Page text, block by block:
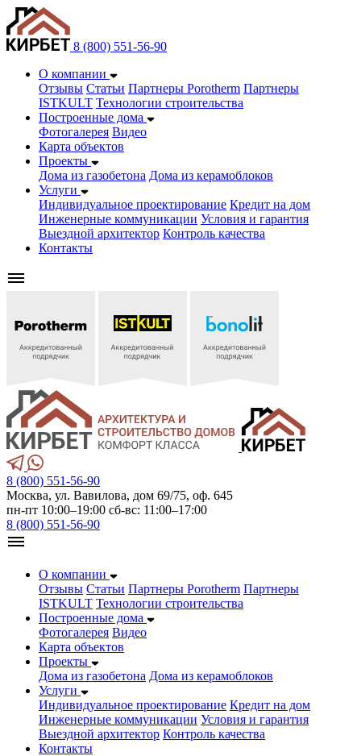
8 (800) 551-56-90
О компании
Отзывы Статьи Партнеры Porotherm Партнеры
ISTKULT Технологии строительства
Построенные дома
Фотогалерея Видео
Карта объектов
Проекты
Дома из газобетонa Дома из керамоблоков
Услуги
Индивидуальное проектирование Кредит на дом
Инженерные коммуникации Условия и гарантия
Выездной архитектор Контроль качества
Контакты
8 (800) 551-56-90
Москва, ул. Вавилова, дом 69/75, оф. 645
пн-пт 10:00–19:00 сб-вс: 11:00–17:00
8 (800) 551-56-90
О компании
Отзывы Статьи Партнеры Porotherm Партнеры
ISTKULT Технологии строительства
Построенные дома
Фотогалерея Видео
Карта объектов
Проекты
Дома из газобетонa Дома из керамоблоков
Услуги
Индивидуальное проектирование Кредит на дом
Инженерные коммуникации Условия и гарантия
Выездной архитектор Контроль качества
Контакты